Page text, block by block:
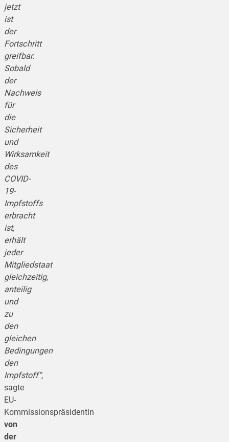
jetzt
ist
der
Fortschritt
greifbar.
Sobald
der
Nachweis
für
die
Sicherheit
und
Wirksamkeit
des
COVID-
19-
Impfstoffs
erbracht
ist,
erhält
jeder
Mitgliedstaat
gleichzeitig,
anteilig
und
zu
den
gleichen
Bedingungen
den
Impfstoff“,
sagte
EU-
Kommissionspräsidentin
von
der